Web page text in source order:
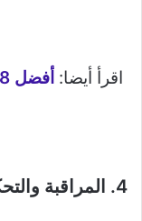
اقرأ أيضا:
4. المراقبة والتحكم (Monitoring & Control)